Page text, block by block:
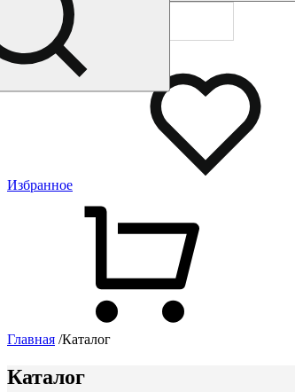
Газмерч
Избранное
Главная /Каталог
Каталог